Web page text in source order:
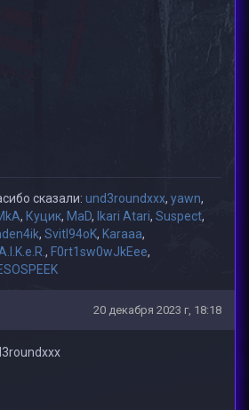
сказали: und3roundxxx, yawn,
, Куцик, MaD, Ikari Atari, Suspect,
, Svitl94oK, Karaaa,
, F0rt1sw0wJkEee,
20 декабря 2023 г, 18:18